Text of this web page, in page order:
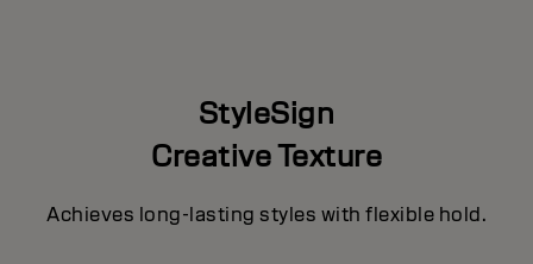
StyleSign
Creative Texture
Achieves long-lasting styles with flexible hold.